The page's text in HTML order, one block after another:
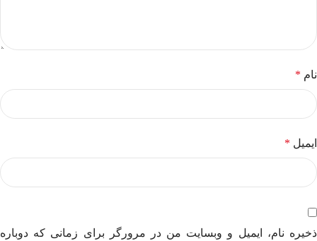
نام *
ایمیل *
ذخیره نام، ایمیل و وبسایت من در مرورگر برای زمانی که دوباره